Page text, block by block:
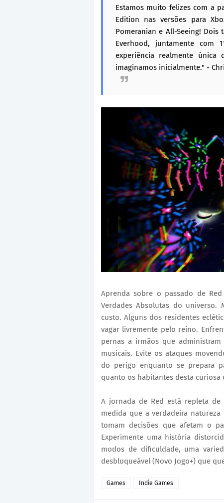
Estamos muito felizes com a
Edition nas versões para
Pomeranian e All-Seeing!
Everhood, juntamente com
experiência realmente
imaginamos inicialmente." -
Aprenda sobre o passado de
Verdades Absolutas do universo.
custo. Alguns dos residentes
vagar livremente pelo reino.
pernas a irmãos que
musicais. Evite os ataques
do perigo enquanto se prepara
quanto os habitantes desta curiosa
A jornada de Red está repleta
medida que a verdadeira
tomam decisões que afetam o
Experimente uma história
modos de dificuldade, uma
desbloqueável (Novo Jogo+) que
Games Indie Games